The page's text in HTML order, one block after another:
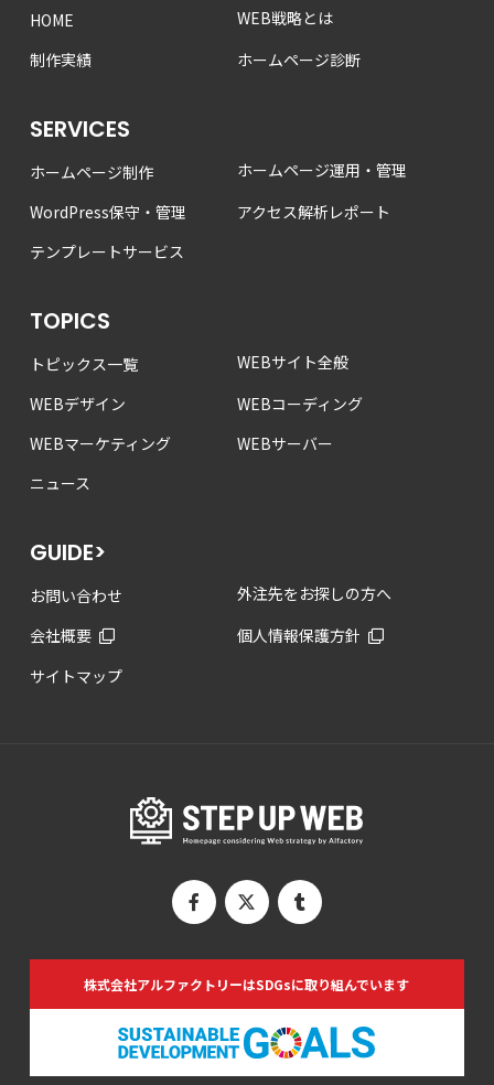
HOME
WEB戦略とは
制作実績
ホームページ診断
SERVICES
ホームページ制作
ホームページ運用・管理
WordPress保守・管理
アクセス解析レポート
テンプレートサービス
TOPICS
トピックス一覧
WEBサイト全般
WEBデザイン
WEBコーディング
WEBマーケティング
WEBサーバー
ニュース
GUIDE>
お問い合わせ
外注先をお探しの方へ
会社概要
個人情報保護方針
サイトマップ
株式会社アルファクトリーはSDGsに取り組んでいます